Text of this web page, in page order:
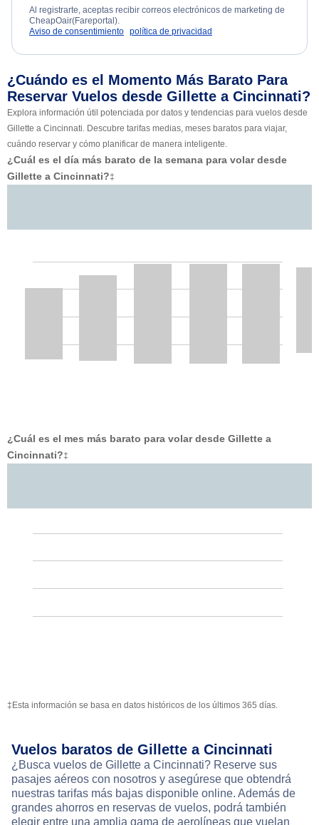
Al registrarte, aceptas recibir correos electrónicos de marketing de
CheapOair(Fareportal).
Aviso de consentimiento política de privacidad
¿Cuándo es el Momento Más Barato Para
Reservar Vuelos desde Gillette a Cincinnati?
Explora información útil potenciada por datos y tendencias para vuelos desde
Gillette a Cincinnati. Descubre tarifas medias, meses baratos para viajar,
cuándo reservar y cómo planificar de manera inteligente.
¿Cuál es el día más barato de la semana para volar desde
Gillette a Cincinnati?‡
¿Cuál es el mes más barato para volar desde Gillette a
Cincinnati?‡
‡Esta información se basa en datos históricos de los últimos 365 días.
Vuelos baratos de Gillette a Cincinnati
¿Busca vuelos de Gillette a Cincinnati? Reserve sus
pasajes aéreos con nosotros y asegúrese que obtendrá
nuestras tarifas más bajas disponible online. Además de
grandes ahorros en reservas de vuelos, podrá también
elegir entre una amplia gama de aerolíneas que vuelan